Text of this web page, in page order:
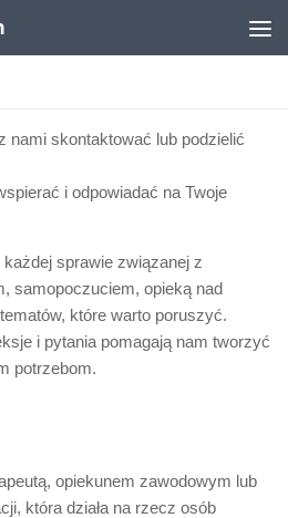
nami skontaktować lub podzielić
i odpowiadać na Twoje
sprawie związanej z
samopoczuciem, opieką nad
które warto poruszyć.
i pytania pomagają nam tworzyć
potrzebom.
opiekunem zawodowym lub
która działa na rzecz osób